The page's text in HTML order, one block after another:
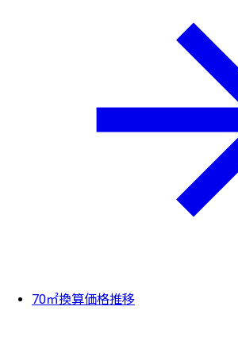
70㎡換算価格推移